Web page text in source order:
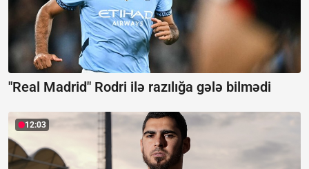
"Real Madrid" Rodri ilə razılığa gələ bilmədi
12:03